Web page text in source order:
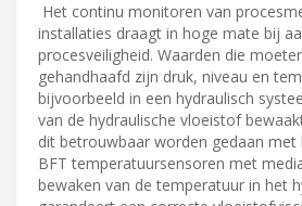
Het continu monitoren van
installaties draagt in hoge mate bij
procesveiligheid. Waarden die
gehandhaafd zijn druk, niveau en
bijvoorbeeld in een hydraulisch
van de hydraulische vloeistof
dit betrouwbaar worden gedaan met
BFT temperatuursensoren met
bewaken van de temperatuur in het